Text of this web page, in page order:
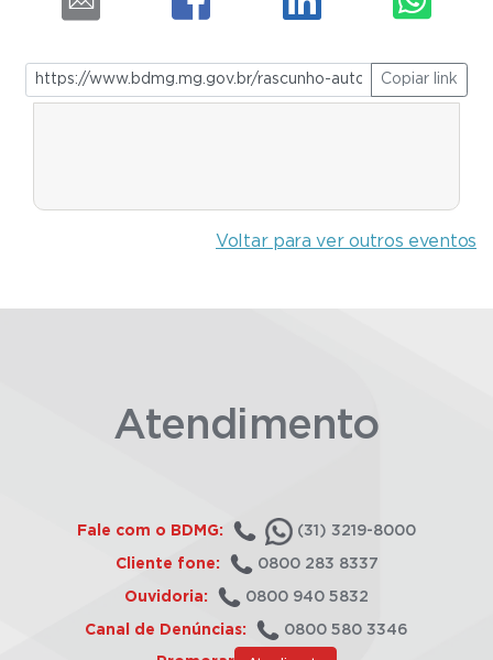
Copiar link
Voltar para ver outros eventos
Atendimento
Fale com o BDMG: (31) 3219-8000
Cliente fone: 0800 283 8337
Ouvidoria: 0800 940 5832
Canal de Denúncias: 0800 580 3346